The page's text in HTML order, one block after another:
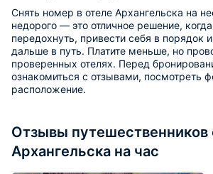
Снять номер в отеле Архангельска на
недорого — это отличное решение,
передохнуть, привести себя в порядок
дальше в путь. Платите меньше, но
проверенных отелях. Перед
ознакомиться с отзывами, посмотреть
расположение.
Отзывы путешественников
Архангельска на час